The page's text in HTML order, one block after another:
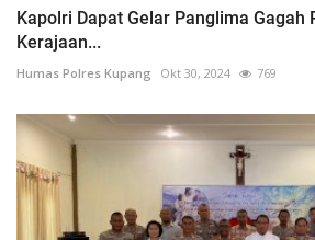
Kapolri Dapat Gelar Panglima Gagah
Kerajaan...
Humas Polres Kupang Okt 30, 2024 769